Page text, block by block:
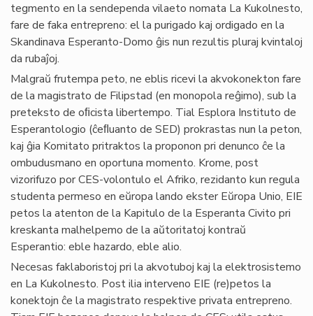
tegmento en la sendependa vilaeto nomata La Kukolnesto,
fare de faka entrepreno: el la purigado kaj ordigado en la
Skandinava Esperanto-Domo ĝis nun rezultis pluraj kvintaloj
da rubaĵoj.
Malgraŭ frutempa peto, ne eblis ricevi la akvokonekton fare
de la magistrato de Filipstad (en monopola reĝimo), sub la
preteksto de oﬁcista libertempo. Tial Esplora Instituto de
Esperantologio (ĉeﬂuanto de SED) prokrastas nun la peton,
kaj ĝia Komitato pritraktos la proponon pri denunco ĉe la
ombudusmano en oportuna momento. Krome, post
vizorifuzo por CES-volontulo el Afriko, rezidanto kun regula
studenta permeso en eŭropa lando ekster Eŭropa Unio, EIE
petos la atenton de la Kapitulo de la Esperanta Civito pri
kreskanta malhelpemo de la aŭtoritatoj kontraŭ
Esperantio: eble hazardo, eble alio.
Necesas faklaboristoj pri la akvotuboj kaj la elektrosistemo
en La Kukolnesto. Post ilia interveno EIE (re)petos la
konektojn ĉe la magistrato respektive privata entrepreno.